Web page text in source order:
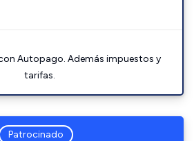
Autopago. Además impuestos y
tarifas.
Patrocinado